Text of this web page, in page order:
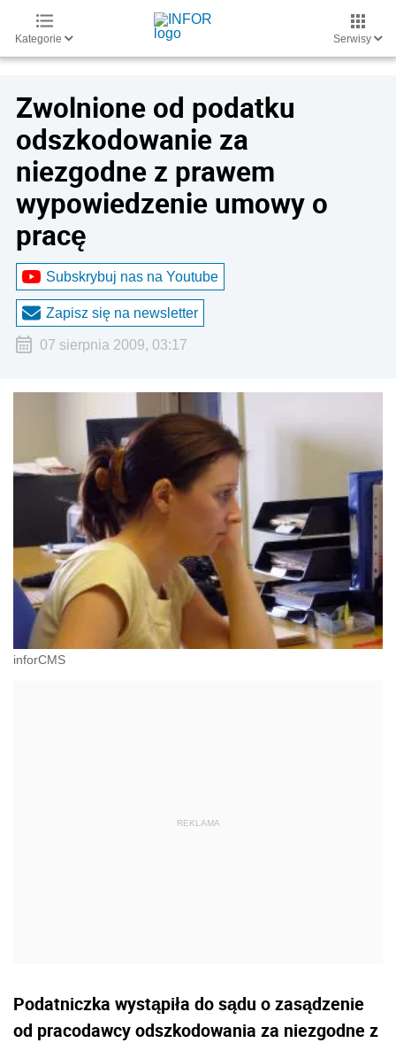
Kategorie Serwisy
Zwolnione od podatku
odszkodowanie za
niezgodne z prawem
wypowiedzenie umowy o
pracę
Subskrybuj nas na Youtube
Zapisz się na newsletter
07 sierpnia 2009, 03:17
inforCMS
Podatniczka wystąpiła do sądu o zasądzenie
od pracodawcy odszkodowania za niezgodne z